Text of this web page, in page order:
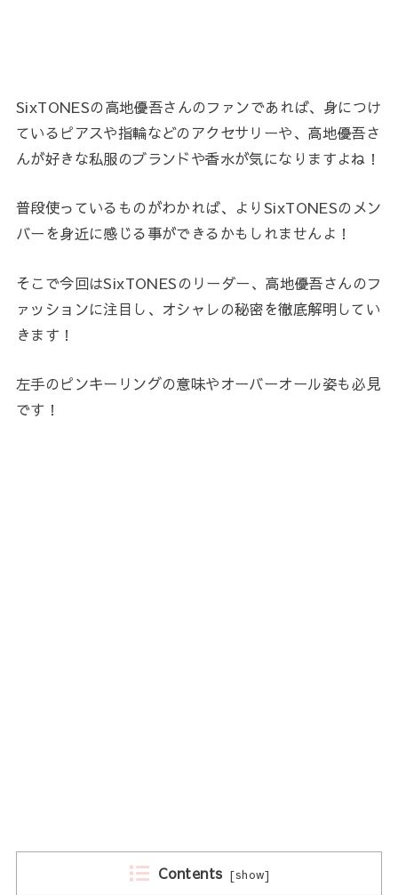
SixTONESの高地優吾さんのファンであれば、身につけ
ているピアスや指輪などのアクセサリーや、高地優吾さ
んが好きな私服のブランドや香水が気になりますよね！
普段使っているものがわかれば、よりSixTONESのメン
バーを身近に感じる事ができるかもしれませんよ！
そこで今回はSixTONESのリーダー、高地優吾さんのフ
ァッションに注目し、オシャレの秘密を徹底解明してい
きます！
左手のピンキーリングの意味やオーバーオール姿も必見
です！
Contents [show]